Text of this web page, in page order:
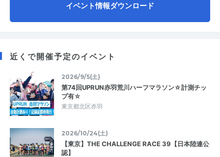
イベント情報ダウンロード
近くで開催予定のイベント
2026/9/5(土)
第74回UPRUN赤羽荒川ハーフマラソン☆計測チッ
プ有☆
東京都北区赤羽
2026/10/24(土)
【東京】THE CHALLENGE RACE 39【日本陸連公
認】